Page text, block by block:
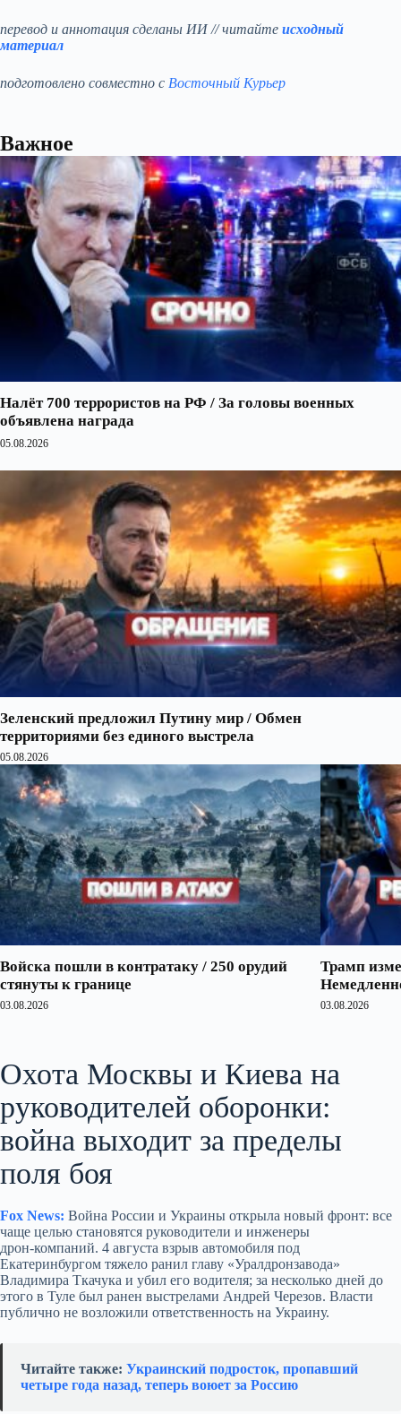
перевод и аннотация сделаны ИИ // читайте исходный
материал
подготовлено совместно с Восточный Курьер
Важное
Налёт 700 террористов на РФ / За головы военных
объявлена награда
05.08.2026
Зеленский предложил Путину мир / Обмен
территориями без единого выстрела
05.08.2026
Войска пошли в контратаку / 250 орудий
стянуты к границе
03.08.2026
Трамп
03.08.2026
Охота Москвы и Киева на
руководителей оборонки:
война выходит за пределы
поля боя
Fox News: Война России и Украины открыла новый фронт: все
чаще целью становятся руководители и инженеры
дрон‑компаний. 4 августа взрыв автомобиля под
Екатеринбургом тяжело ранил главу «Уралдронзавода»
Владимира Ткачука и убил его водителя; за несколько дней до
этого в Туле был ранен выстрелами Андрей Черезов. Власти
публично не возложили ответственность на Украину.
Читайте также: Украинский подросток, пропавший
четыре года назад, теперь воюет за Россию